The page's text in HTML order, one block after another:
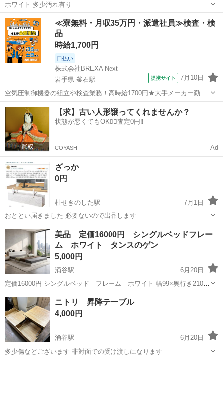
ホワイト 多少汚れ有り
宮城 遠田郡 涌谷駅 ベッド
≪寮無料・月収35万円・派遣社員≫検査・検
品
時給1,700円
日払い
株式会社BREXA Next
岩手県 釜石駅
提携サイト 7月10日
空気圧制御機器の組立や検査業務！高時給1700円★大手メーカー勤
務！嬉しい寮費無料！ワンルーム寮完備★マイカー通勤OK＆工場敷地
内に無料駐車場あり★！《岩手県釜石市》 人気の工場のお仕事 ◇空気
圧制御機器（シリンダ、バルブ...
岩手 釜石市 釜石駅 その他
【求】古い人形譲ってくれませんか？
状態が悪くてもOK🙆‍♀️査定0円‼️
COYASH Ad
ざっか
0円
杜せきのした駅
7月1日
おととい届きました 必要ないので出品します
宮城 仙台市 杜せきのした駅 ベッド
美品 定価16000円 シングルベッドフレー
ム ホワイト タンスのゲン
5,000円
涌谷駅
6月20日
定価16000円 シングルベッド フレーム ホワイト 幅99×奥行き210×
高さ49cm ベッドフレームなので傷や汚れは多少あるかと思いますが
酷いものは見当たらなかったですが少しでも気にされる場合にはご注
意ください ...
宮城 遠田郡 涌谷駅 ベッド フレーム
ニトリ 昇降テーブル
4,000円
涌谷駅
6月20日
多少傷などございます 非対面での受け渡しになります